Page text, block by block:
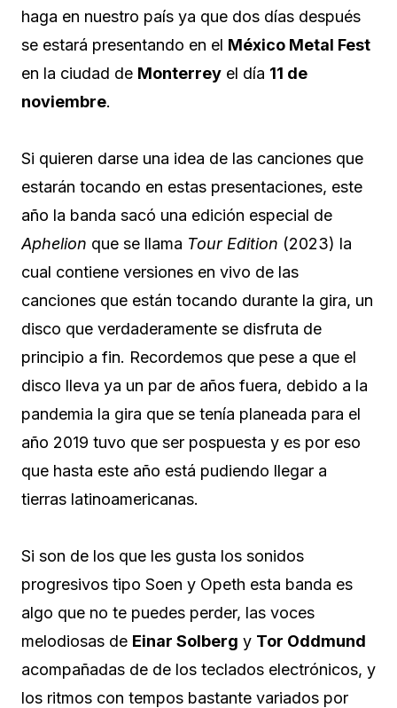
haga en nuestro país ya que dos días después
se estará presentando en el México Metal Fest
en la ciudad de Monterrey el día 11 de
noviembre.
Si quieren darse una idea de las canciones que
estarán tocando en estas presentaciones, este
año la banda sacó una edición especial de
Aphelion que se llama Tour Edition (2023) la
cual contiene versiones en vivo de las
canciones que están tocando durante la gira, un
disco que verdaderamente se disfruta de
principio a fin. Recordemos que pese a que el
disco lleva ya un par de años fuera, debido a la
pandemia la gira que se tenía planeada para el
año 2019 tuvo que ser pospuesta y es por eso
que hasta este año está pudiendo llegar a
tierras latinoamericanas.
Si son de los que les gusta los sonidos
progresivos tipo Soen y Opeth esta banda es
algo que no te puedes perder, las voces
melodiosas de Einar Solberg y Tor Oddmund
acompañadas de de los teclados electrónicos, y
los ritmos con tempos bastante variados por